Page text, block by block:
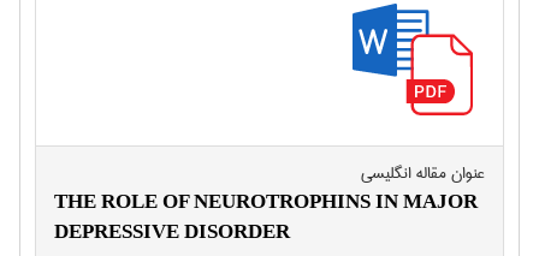
عنوان مقاله انگليسی
THE ROLE OF NEUROTROPHINS IN MAJOR
DEPRESSIVE DISORDER